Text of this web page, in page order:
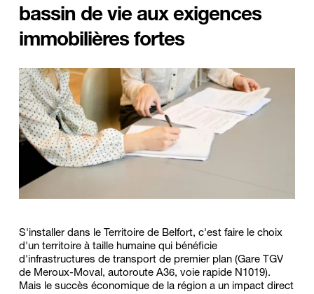
bassin de vie aux exigences
immobilières fortes
S'installer dans le Territoire de Belfort, c'est faire le choix
d'un territoire à taille humaine qui bénéficie
d'infrastructures de transport de premier plan (Gare TGV
de Meroux-Moval, autoroute A36, voie rapide N1019).
Mais le succès économique de la région a un impact direct